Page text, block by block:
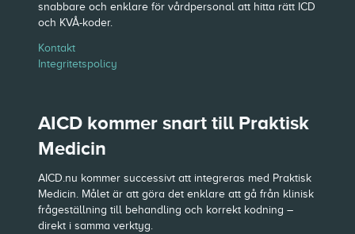
snabbare och enklare för vårdpersonal att hitta rätt ICD
och KVÅ-koder.
Kontakt
Integritetspolicy
AICD kommer snart till Praktisk
Medicin
AICD.nu kommer successivt att integreras med Praktisk
Medicin. Målet är att göra det enklare att gå från klinisk
frågeställning till behandling och korrekt kodning –
direkt i samma verktyg.